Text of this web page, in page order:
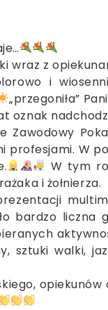
wraz z
i
„przegoniła”
oznak
Zawodowy
W
W tym
i żołnierza.
bardzo liczna
sztuki walki,